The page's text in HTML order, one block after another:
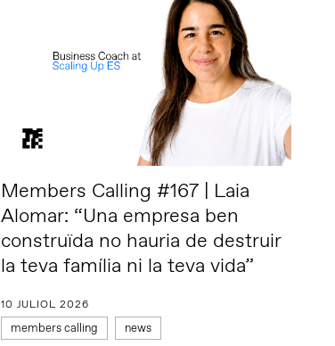
Members Calling #167 | Laia
Alomar: “Una empresa ben
construïda no hauria de destruir
la teva família ni la teva vida”
10 JULIOL 2026
members calling news